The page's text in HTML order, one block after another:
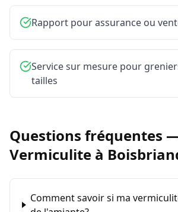
Rapport pour assurance ou
Service sur mesure pour
tailles
Questions fréquentes
Vermiculite à
Comment savoir si ma